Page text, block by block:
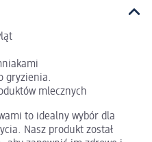
gryzienia.
mlecznych
to idealny wybór dla
Nasz produkt został